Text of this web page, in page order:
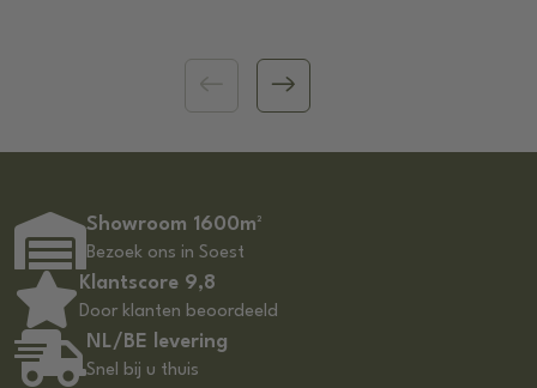
Showroom 1600m²
Bezoek ons in Soest
Klantscore 9,8
Door klanten beoordeeld
NL/BE levering
Snel bij u thuis